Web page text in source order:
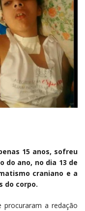
15 anos, sofreu
do ano, no dia 13 de
craniano e a
do corpo.
procuraram a redação